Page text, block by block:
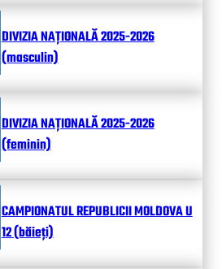
DIVIZIA NAȚIONALĂ 2025-2026
(masculin)
DIVIZIA NAȚIONALĂ 2025-2026
(feminin)
CAMPIONATUL REPUBLICII MOLDOVA U
12 (băieți)